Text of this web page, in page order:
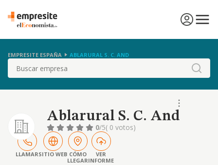
EMPRESITE ESPAÑA ABLARURAL S. C. AND
Buscar
Ablarural S. C. And
0/5( 0 votos)
LLAMARSITIO WEB CÓMO
LLEGAR
VER
INFORME